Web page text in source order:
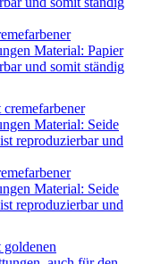
Material: Papier
und somit ständig
Material: Seide
reproduzierbar und